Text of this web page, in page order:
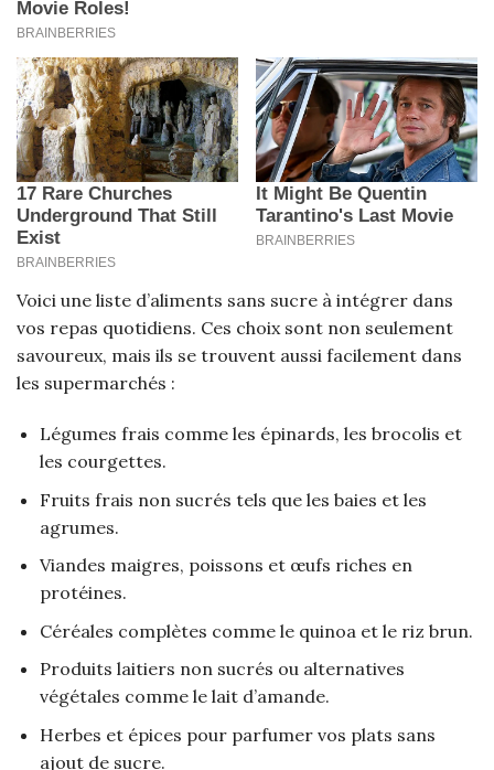
Voici une liste d’aliments sans sucre à intégrer dans
vos repas quotidiens. Ces choix sont non seulement
savoureux, mais ils se trouvent aussi facilement dans
les supermarchés :
Légumes frais comme les épinards, les brocolis et
les courgettes.
Fruits frais non sucrés tels que les baies et les
agrumes.
Viandes maigres, poissons et œufs riches en
protéines.
Céréales complètes comme le quinoa et le riz brun.
Produits laitiers non sucrés ou alternatives
végétales comme le lait d’amande.
Herbes et épices pour parfumer vos plats sans
ajout de sucre.